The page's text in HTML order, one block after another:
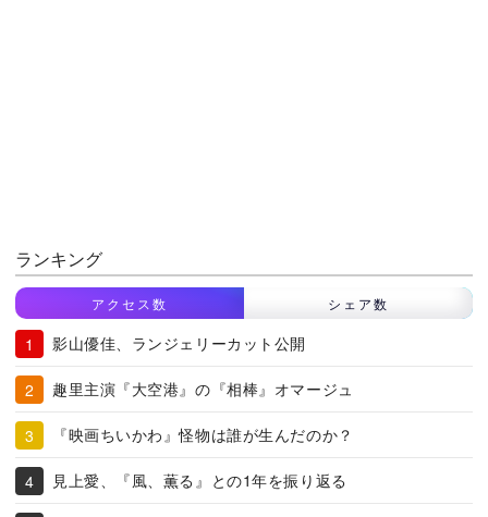
ランキング
アクセス数 シェア数
影山優佳、ランジェリーカット公開
趣里主演『大空港』の『相棒』オマージュ
『映画ちいかわ』怪物は誰が生んだのか？
見上愛、『風、薫る』との1年を振り返る